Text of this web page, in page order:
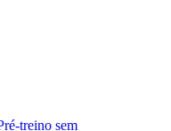
sem